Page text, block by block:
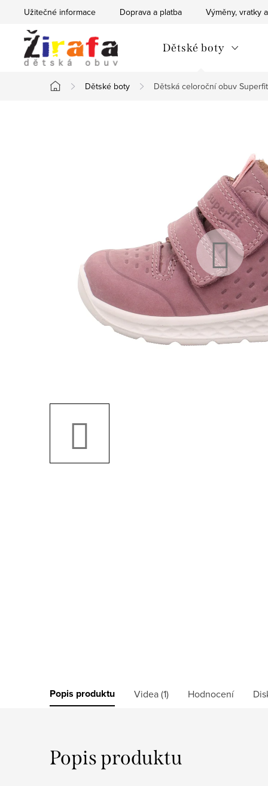
obsah
Užitečné informace Doprava a platba Výměny, vratky
Dětské boty
Domů
Dětské boty Dětská celoroční obuv
Popis produktu Videa (1) Hodnocení
Popis produktu